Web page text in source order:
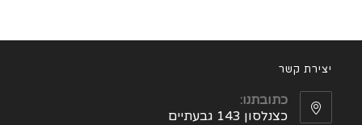
יצירת קשר
כתובתנו:
כצנלסון 143 גבעתיים